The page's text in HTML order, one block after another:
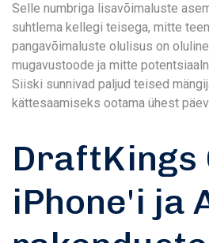
Selle numbriga lisavõimaluste
suhtlema kellegi teisega, mitte
pangavõimaluste olulisus on
mugavustoode ja mitte
Siiski sunnivad paljud teised
kättesaamiseks ootama ühest
DraftKings
iPhone'i ja